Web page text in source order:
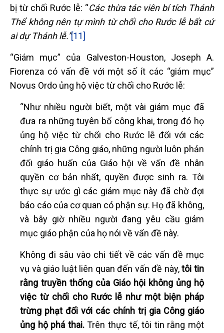
bị từ chối Rước lễ: “Các thừa tác viên bí tích Thánh
Thể không nên tự mình từ chối cho Rước lễ bất cứ
ai dự Thánh lễ.”[11]
“Giám mục” của Galveston-Houston, Joseph A.
Fiorenza có vấn đề với một số ít các “giám mục”
Novus Ordo ủng hộ việc từ chối cho Rước lễ:
“Như nhiều người biết, một vài giám mục đã
đưa ra những tuyên bố công khai, trong đó họ
ủng hộ việc từ chối cho Rước lễ đối với các
chính trị gia Công giáo, những người luôn phản
đối giáo huấn của Giáo hội về vấn đề nhân
quyền cơ bản nhất, quyền được sinh ra. Tôi
thực sự ước gì các giám mục này đã chờ đợi
báo cáo của cơ quan có phận sự. Họ đã không,
và bây giờ nhiều người đang yêu cầu giám
mục giáo phận của họ nói về vấn đề này.
Không đi sâu vào chi tiết về các vấn đề mục
vụ và giáo luật liên quan đến vấn đề này,tôi tin
rằng truyền thống của Giáo hội không ủng hộ
việc từ chối cho Rước lễ như một biện pháp
trừng phạt đối với các chính trị gia Công giáo
ủng hộ phá thai.Trên thực tế, tôi tin rằng một